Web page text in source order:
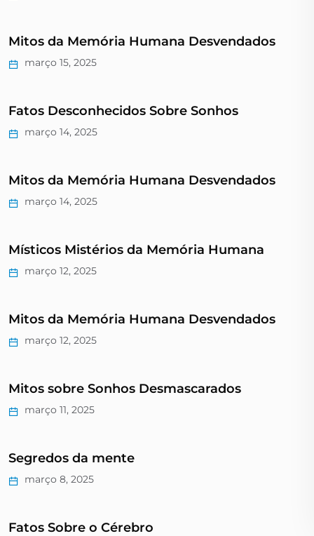
Mitos da Memória Humana Desvendados
março 15, 2025
Fatos Desconhecidos Sobre Sonhos
março 14, 2025
Mitos da Memória Humana Desvendados
março 14, 2025
Místicos Mistérios da Memória Humana
março 12, 2025
Mitos da Memória Humana Desvendados
março 12, 2025
Mitos sobre Sonhos Desmascarados
março 11, 2025
Segredos da mente
março 8, 2025
Fatos Sobre o Cérebro